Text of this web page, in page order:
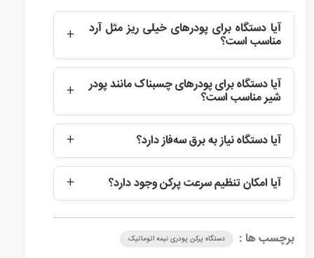
آیا دستگاه برای پودرهای خیلی ریز مثل آرد
مناسب است؟
بله، مارپیچ دقیق و ویبراتور داخلی از تجمع و رسوب
پودرهای ریز جلوگیری می‌کند و پرکن یکنواختی ارائه
می‌دهد.
آیا دستگاه برای پودرهای چسبناک مانند پودر
شیر مناسب است؟
بله، با سیستم ضدچسبندگی و ویبراتور داخلی، پرکن
یکنواخت و بدون مشکل انجام می‌شود.
آیا دستگاه نیاز به برق سه‌فاز دارد؟
خیر، کاملاً با برق تک‌فاز ۲۲۰ ولت کار می‌کند و برای
کارگاه‌های کوچک ایده‌آل است.
آیا امکان تنظیم سرعت پرکن وجود دارد؟
برچسب ها : دستگاه پرکن پودری نیمه اتوماتیک